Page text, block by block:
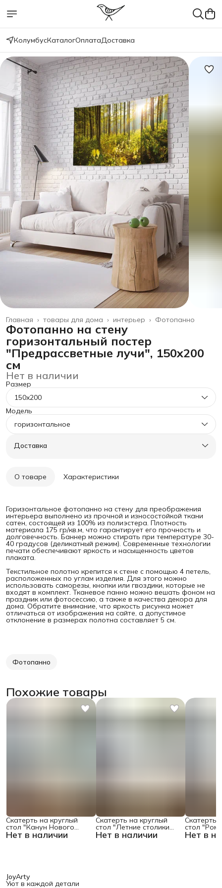
КолумбусКаталогОплатаДоставка
Фотопанно
интерьер ›
товары для дома ›
Главная ›
Фотопанно на стену
горизонтальный постер
"Предрассветные лучи", 150x200
см
Нет в наличии
Размер
150x200
Модель
горизонтальное
Доставка
О товаре Характеристики
Горизонтальное фотопанно на стену для преображения
интерьера выполнено из прочной и износостойкой ткани
сатен, состоящей из 100% из полиэстера. Плотность
материала 175 гр/кв.м, что гарантирует его прочность и
долговечность. Баннер можно стирать при температуре 30-
40 градусов (деликатный режим). Современные технологии
печати обеспечивают яркость и насыщенность цветов
плаката.
Текстильное полотно крепится к стене с помощью 4 петель,
расположенных по углам изделия. Для этого можно
использовать саморезы, кнопки или гвоздики, которые не
входят в комплект. Тканевое панно можно вешать фоном на
праздник или фотосессию, а также в качества декора для
дома. Обратите внимание, что яркость рисунка может
отличаться от изображения на сайте, а допустимое
отклонение в размерах полотна составляет 5 см.
Фотопанно
Похожие товары
Нет в наличии
Скатерть на круглый
стол "Канун Нового
Года", 150х150 , серия Нет в наличии
Скатерть на круглый
стол "Летние столики
кафе", 150х150 Нет в
Скатерть
стол
поляне",
JoyArty
Уют в каждой детали